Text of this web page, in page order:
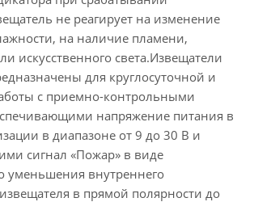
не реагирует на изменение
на наличие пламени,
искусственного света.Извещатели
для круглосуточной и
с приемно-контрольными
напряжение питания в
в диапазоне от 9 до 30 В и
сигнал «Пожар» в виде
уменьшения внутреннего
в прямой полярности до